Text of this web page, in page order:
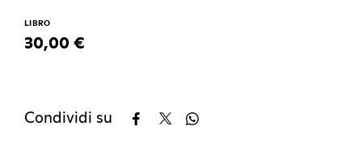
LIBRO
30,00 €
Condividi su